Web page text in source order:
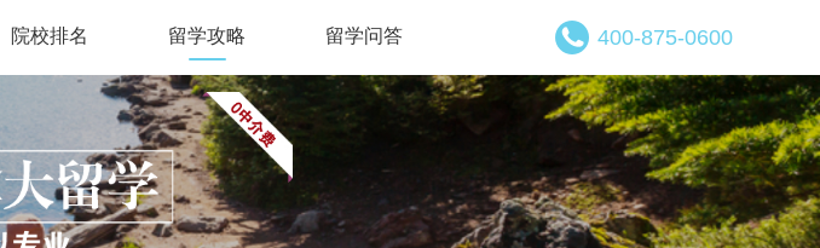
院校排名 留学攻略 留学问答 400-875-0600